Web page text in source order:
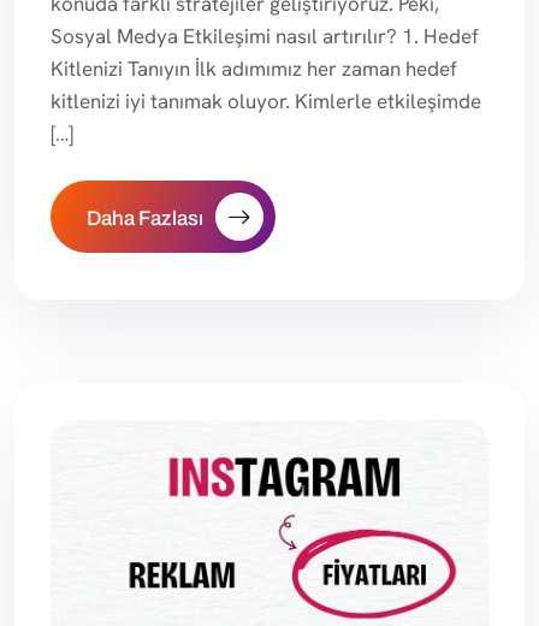
Sosyal Medya Etkileşimi nasıl artırılır? 1. Hedef
Kitlenizi Tanıyın İlk adımımız her zaman hedef
kitlenizi iyi tanımak oluyor. Kimlerle etkileşimde
[…]
Daha Fazlası